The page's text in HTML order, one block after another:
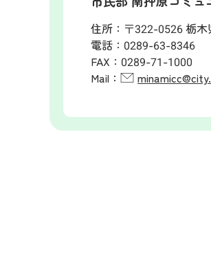
住所： 〒322-0526 栃
電話： 0289-63-8346
FAX： 0289-71-1000
Mail：